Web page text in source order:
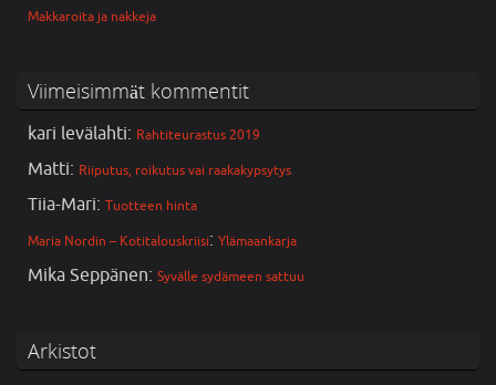
Makkaroita ja nakkeja
Viimeisimmät kommentit
kari levälahti: Rahtiteurastus 2019
Matti: Riiputus, roikutus vai raakakypsytys
Tiia-Mari: Tuotteen hinta
Maria Nordin – Kotitalouskriisi: Ylämaankarja
Mika Seppänen: Syvälle sydämeen sattuu
Arkistot